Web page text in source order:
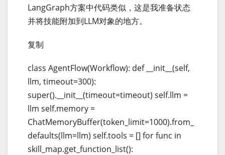
LangGraph方案中代码类似，这是我准备状态
并将技能附加到LLM对象的地方。
复制
class AgentFlow(Workflow): def __init__(self,
llm, timeout=300):
super().__init__(timeout=timeout) self.llm =
llm self.memory =
ChatMemoryBuffer(token_limit=1000).from_
defaults(llm=llm) self.tools = [] for func in
skill_map.get_function_list():